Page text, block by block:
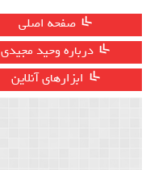
صفحه اصلی
درباره وحید مجیدی
ابزارهای آنلاین